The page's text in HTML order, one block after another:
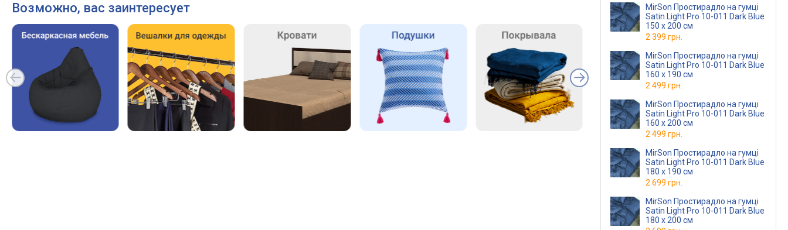
Возможно, вас заинтересует
MirSon Простирадло на гумці
Satin Light Pro 10-011 Dark Blue
150 х 200 см
2 399 грн.
MirSon Простирадло на гумці
Satin Light Pro 10-011 Dark Blue
160 х 190 см
2 499 грн.
MirSon Простирадло на гумці
Satin Light Pro 10-011 Dark Blue
160 х 200 см
2 499 грн.
MirSon Простирадло на гумці
Satin Light Pro 10-011 Dark Blue
180 х 190 см
2 699 грн.
MirSon Простирадло на гумці
Satin Light Pro 10-011 Dark Blue
180 х 200 см